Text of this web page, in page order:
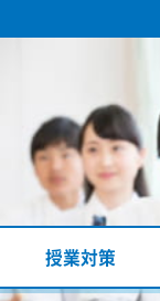
授業対策